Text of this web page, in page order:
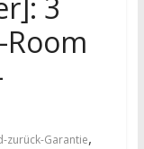
zurück-Garantie,